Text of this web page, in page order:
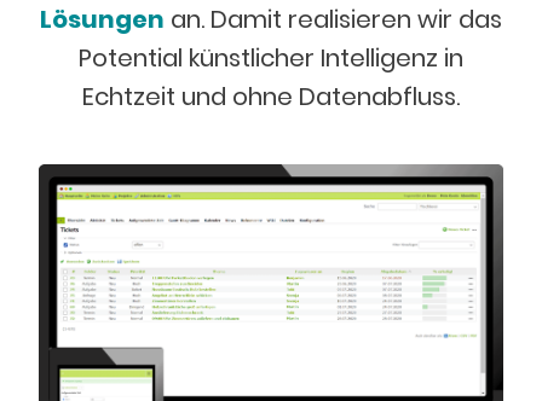
Lösungen an. Damit realisieren wir das
Potential künstlicher Intelligenz in
Echtzeit und ohne Datenabfluss.